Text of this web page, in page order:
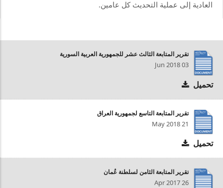
العادية إلى عملية التحديث كل عامين.
تقرير المتابعة الثالث عشر للجمهورية العربية السورية
03 Jun 2018
تحميل
تقرير المتابعة التاسع لجمهورية العراق
21 May 2018
تحميل
تقرير المتابعة الثامن لسلطنة عُمان
26 Apr 2017